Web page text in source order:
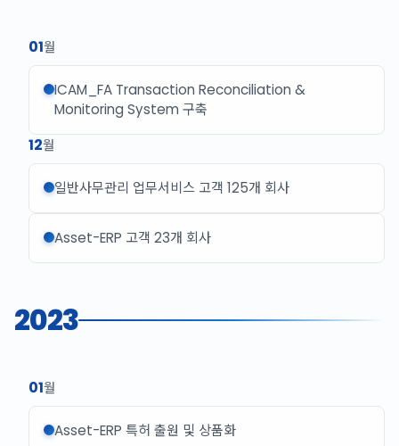
01월
ICAM_FA Transaction Reconciliation &
Monitoring System 구축
12월
일반사무관리 업무서비스 고객 125개 회사
Asset-ERP 고객 23개 회사
2023
01월
Asset-ERP 특허 출원 및 상품화